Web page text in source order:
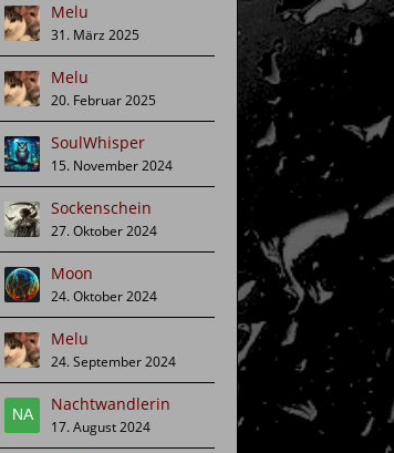
Melu
31. März 2025
Melu
20. Februar 2025
SoulWhisper
15. November 2024
Sockenschein
27. Oktober 2024
Moon
24. Oktober 2024
Melu
24. September 2024
Nachtwandlerin
17. August 2024